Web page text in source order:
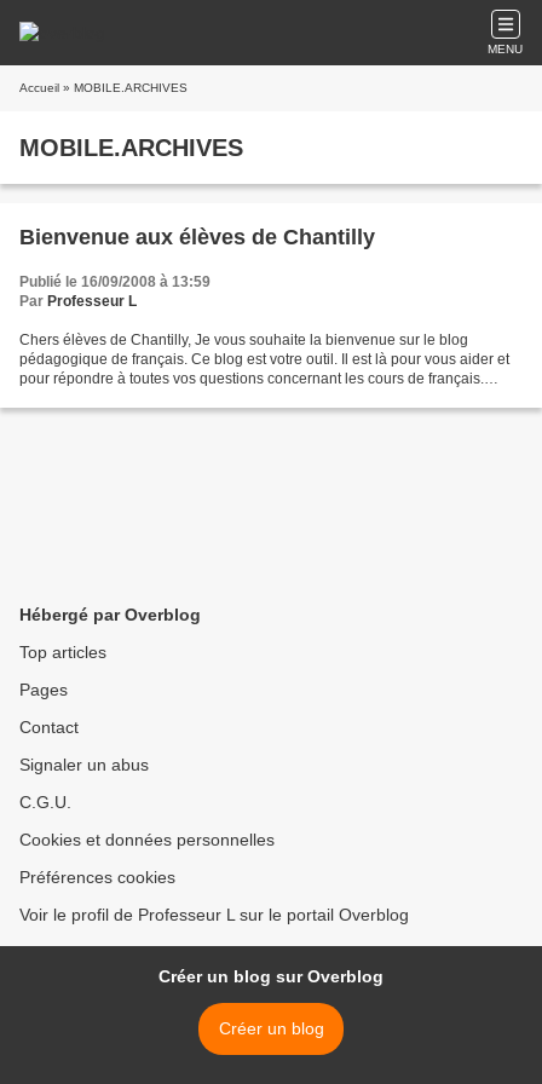
MENU
Accueil » MOBILE.ARCHIVES
MOBILE.ARCHIVES
Bienvenue aux élèves de Chantilly
Publié le 16/09/2008 à 13:59
Par Professeur L
Chers élèves de Chantilly, Je vous souhaite la bienvenue sur le blog
pédagogique de français. Ce blog est votre outil. Il est là pour vous aider et
pour répondre à toutes vos questions concernant les cours de français.
Hébergé par Overblog
Top articles
Pages
Contact
Signaler un abus
C.G.U.
Cookies et données personnelles
Préférences cookies
Voir le profil de Professeur L sur le portail Overblog
Créer un blog sur Overblog
Créer un blog